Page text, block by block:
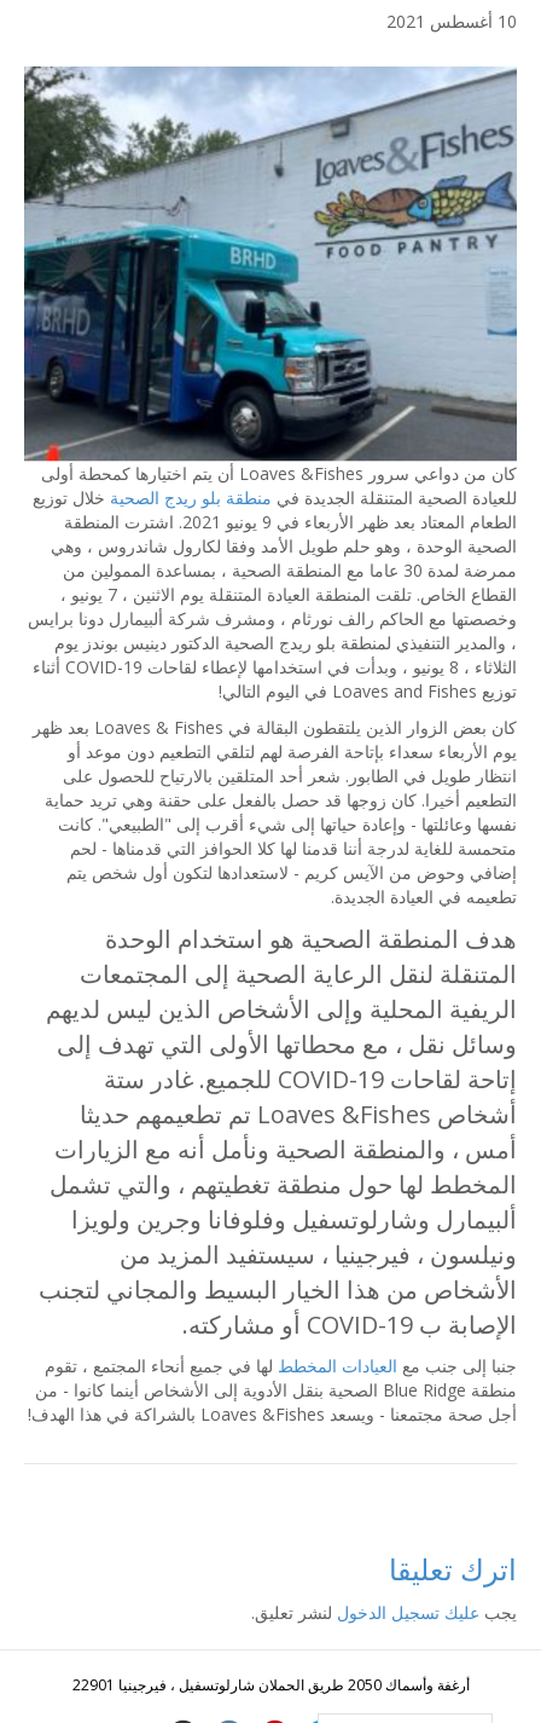
10 أغسطس 2021
كان من دواعي سرور Loaves &Fishes أن يتم اختيارها كمحطة أولى
للعيادة الصحية المتنقلة الجديدة في منطقة بلو ريدج الصحية خلال توزيع
الطعام المعتاد بعد ظهر الأربعاء في 9 يونيو 2021. اشترت المنطقة
الصحية الوحدة ، وهو حلم طويل الأمد وفقا لكارول شاندروس ، وهي
ممرضة لمدة 30 عاما مع المنطقة الصحية ، بمساعدة الممولين من
القطاع الخاص. تلقت المنطقة العيادة المتنقلة يوم الاثنين ، 7 يونيو ،
وخصصتها مع الحاكم رالف نورثام ، ومشرف شركة ألبيمارل دونا برايس
، والمدير التنفيذي لمنطقة بلو ريدج الصحية الدكتور دينيس بوندز يوم
الثلاثاء ، 8 يونيو ، وبدأت في استخدامها لإعطاء لقاحات COVID-19 أثناء
توزيع Loaves and Fishes في اليوم التالي!
كان بعض الزوار الذين يلتقطون البقالة في Loaves & Fishes بعد ظهر
يوم الأربعاء سعداء بإتاحة الفرصة لهم لتلقي التطعيم دون موعد أو
انتظار طويل في الطابور. شعر أحد المتلقين بالارتياح للحصول على
التطعيم أخيرا. كان زوجها قد حصل بالفعل على حقنة وهي تريد حماية
نفسها وعائلتها - وإعادة حياتها إلى شيء أقرب إلى "الطبيعي". كانت
متحمسة للغاية لدرجة أننا قدمنا لها كلا الحوافز التي قدمناها - لحم
إضافي وحوض من الآيس كريم - لاستعدادها لتكون أول شخص يتم
تطعيمه في العيادة الجديدة.
هدف المنطقة الصحية هو استخدام الوحدة
المتنقلة لنقل الرعاية الصحية إلى المجتمعات
الريفية المحلية وإلى الأشخاص الذين ليس لديهم
وسائل نقل ، مع محطاتها الأولى التي تهدف إلى
إتاحة لقاحات COVID-19 للجميع. غادر ستة
أشخاص Loaves &Fishes تم تطعيمهم حديثا
أمس ، والمنطقة الصحية ونأمل أنه مع الزيارات
المخطط لها حول منطقة تغطيتهم ، والتي تشمل
ألبيمارل وشارلوتسفيل وفلوفانا وجرين ولويزا
ونيلسون ، فيرجينيا ، سيستفيد المزيد من
الأشخاص من هذا الخيار البسيط والمجاني لتجنب
الإصابة ب COVID-19 أو مشاركته.
جنبا إلى جنب مع العيادات المخطط لها في جميع أنحاء المجتمع ، تقوم
منطقة Blue Ridge الصحية بنقل الأدوية إلى الأشخاص أينما كانوا - من
أجل صحة مجتمعنا - ويسعد Loaves &Fishes بالشراكة في هذا الهدف!
اترك تعليقا
يجب عليك تسجيل الدخول لنشر تعليق.
أرغفة وأسماك 2050 طريق الحملان شارلوتسفيل ، فيرجينيا 22901